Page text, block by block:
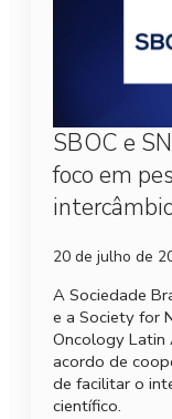
SBOC e
foco em
20 de julho de
A Sociedade
e a Society for
Oncology Latin
acordo de
de facilitar o
científico.